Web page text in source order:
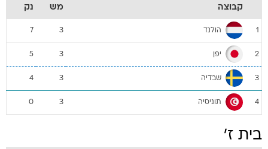
קבוצה מש נק
1 הולנד 3
7
2 יפן 3
5
3 שבדיה 3
4
4 תוניסיה 3
0
בית ז'